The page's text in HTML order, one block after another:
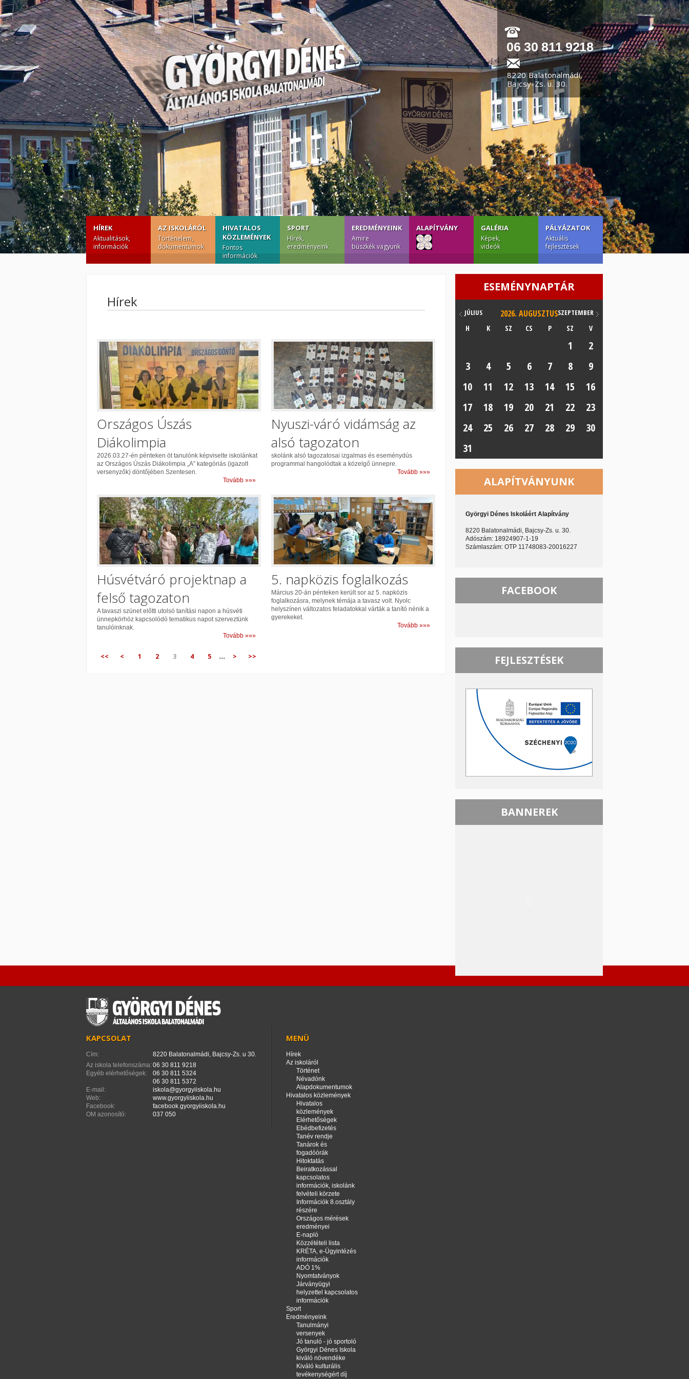
06 30 811 9218
8220 Balatonalmádi,
Bajcsy-Zs. u. 30.
HÍREK
Aktualitások,
információk
AZ ISKOLÁRÓL
Történelem,
dokumentumok
HIVATALOS
KÖZLEMÉNYEK
Fontos
információk
SPORT
Hírek,
eredményeink
EREDMÉNYEINK
Amire
büszkék vagyunk
ALAPÍTVÁNY GALÉRIA
Képek,
videók
PÁLYÁZATOK
Aktuális
fejlesztések
Hírek
Országos Úszás
Diákolimpia
2026.03.27-én pénteken öt tanulónk képviselte iskolánkat
az Országos Úszás Diákolimpia „A” kategóriás (igazolt
versenyzők) döntőjében Szentesen.
Tovább »»»
Nyuszi-váró vidámság az
alsó tagozaton
skolánk alsó tagozatosai izgalmas és eseménydús
programmal hangolódtak a közelgő ünnepre.
Tovább »»»
Húsvétváró projektnap a
felső tagozaton
A tavaszi szünet előtti utolsó tanítási napon a húsvéti
ünnepkörhöz kapcsolódó tematikus napot szerveztünk
tanulóinknak.
Tovább »»»
5. napközis foglalkozás
Március 20-án pénteken került sor az 5. napközis
foglalkozásra, melynek témája a tavasz volt. Nyolc
helyszínen változatos feladatokkal várták a tanító nénik a
gyerekeket.
Tovább »»»
<< < 1 2 3 4 5 ... > >>
ESEMÉNYNAPTÁR
JÚLIUS 2026. AUGUSZTUSSZEPTEMBER
H K SZ CS P SZ V
1
2
3
4 5 6 7 8
9
10
11 12 13 14 15
16
17
18 19 20 21 22
23
24
25 26 27 28 29
30
31
ALAPÍTVÁNYUNK
Györgyi Dénes Iskoláért Alapítvány
8220 Balatonalmádi, Bajcsy-Zs. u. 30.
Adószám: 18924907-1-19
Számlaszám: OTP 11748083-20016227
FACEBOOK
FEJLESZTÉSEK
BANNEREK
KAPCSOLAT
Cím:
8220 Balatonalmádi, Bajcsy-Zs. u 30.
Az iskola telefonszáma:06 30 811 9218
Egyéb elérhetőségek:
06 30 811 5324
06 30 811 5372
E-mail:
iskola@gyorgyiiskola.hu
Web:
www.gyorgyiiskola.hu
Facebook:
facebook.gyorgyiiskola.hu
OM azonosító:
037 050
MENÜ
Hírek
Az iskoláról
Történet
Névadónk
Alapdokumentumok
Hivatalos közlemények
Hivatalos
közlemények
Elérhetőségek
Ebédbefizetés
Tanév rendje
Tanárok és
fogadóórák
Hitoktatás
Beiratkozással
kapcsolatos
információk, iskolánk
felvételi körzete
Információk 8.osztály
részére
Országos mérések
eredményei
E-napló
Közzétételi lista
KRÉTA, e-Ügyintézés
információk
ADÓ 1%
Nyomtatványok
Járványügyi
helyzettel kapcsolatos
információk
Sport
Eredményeink
Tanulmányi
versenyek
Jó tanuló - jó sportoló
Györgyi Dénes Iskola
kiváló növendéke
Kiváló kulturális
tevékenységért díj